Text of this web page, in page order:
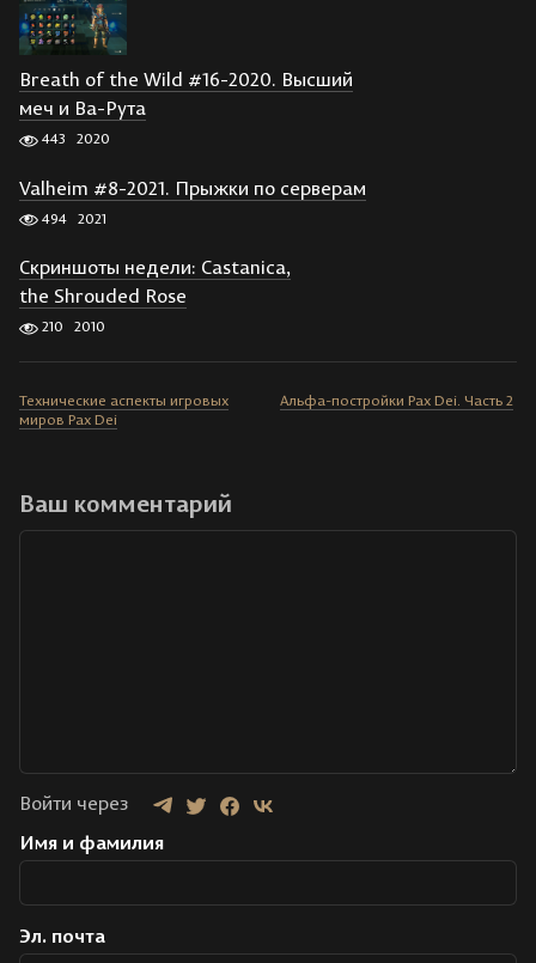
Breath of the Wild #16-2020. Высший
меч и Ва-Рута
443 2020
Valheim #8-2021. Прыжки по серверам
494 2021
Скриншоты недели: Castanica,
the Shrouded Rose
210 2010
Технические аспекты игровых
миров Pax Dei
Альфа-постройки Pax Dei. Часть 2
Ваш комментарий
Войти через
Имя и фамилия
Эл. почта